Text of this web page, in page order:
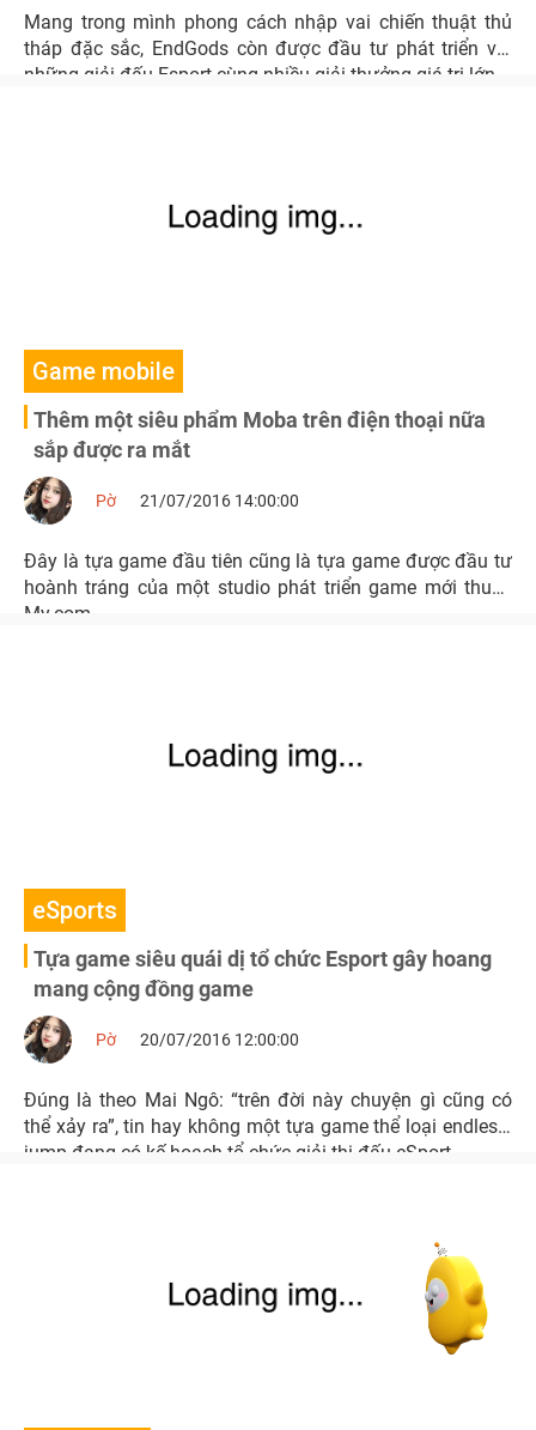
Mang trong mình phong cách nhập vai chiến thuật thủ
tháp đặc sắc, EndGods còn được đầu tư phát triển với
những giải đấu Esport cùng nhiều giải thưởng giá trị lớn
Game mobile
Thêm một siêu phẩm Moba trên điện thoại nữa
sắp được ra mắt
Pờ 21/07/2016 14:00:00
Đây là tựa game đầu tiên cũng là tựa game được đầu tư
hoành tráng của một studio phát triển game mới thuộc
My.com.
eSports
Tựa game siêu quái dị tổ chức Esport gây hoang
mang cộng đồng game
Pờ 20/07/2016 12:00:00
Đúng là theo Mai Ngô: “trên đời này chuyện gì cũng có
thể xảy ra”, tin hay không một tựa game thể loại endless-
jump đang có kế hoạch tổ chức giải thi đấu eSport.